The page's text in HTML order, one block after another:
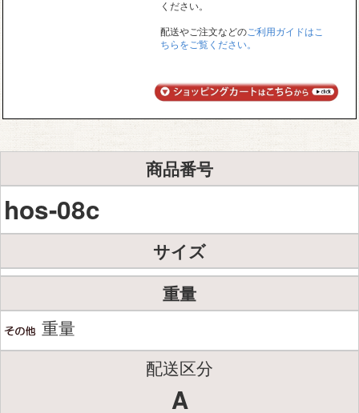
ください。
配送やご注文などのご利用ガイドはこ
ちらをご覧ください。
商品番号
hos-08c
サイズ
重量
重量
配送区分
A